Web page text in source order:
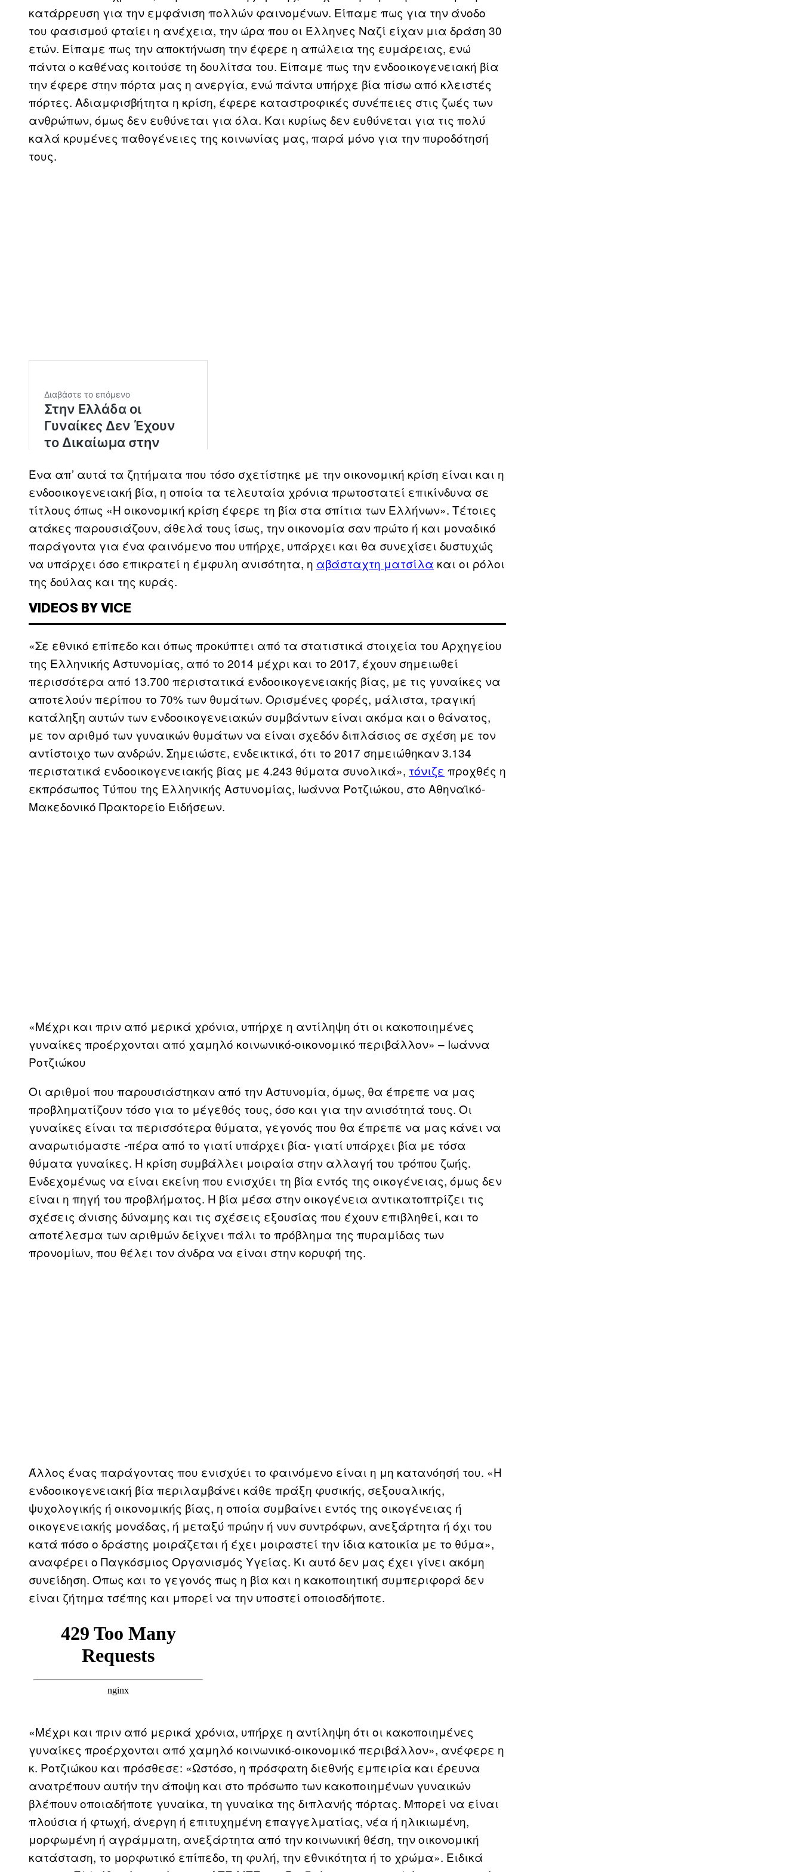
κατάρρευση για την εμφάνιση πολλών φαινομένων. Είπαμε πως για την άνοδο
του φασισμού φταίει η ανέχεια, την ώρα που οι Έλληνες Ναζί είχαν μια δράση 30
ετών. Είπαμε πως την αποκτήνωση την έφερε η απώλεια της ευμάρειας, ενώ
πάντα ο καθένας κοιτούσε τη δουλίτσα του. Είπαμε πως την ενδοοικογενειακή βία
την έφερε στην πόρτα μας η ανεργία, ενώ πάντα υπήρχε βία πίσω από κλειστές
πόρτες. Αδιαμφισβήτητα η κρίση, έφερε καταστροφικές συνέπειες στις ζωές των
ανθρώπων, όμως δεν ευθύνεται για όλα. Και κυρίως δεν ευθύνεται για τις πολύ
καλά κρυμένες παθογένειες της κοινωνίας μας, παρά μόνο για την πυροδότησή
τους.
Ένα απ’ αυτά τα ζητήματα που τόσο σχετίστηκε με την οικονομική κρίση είναι και η
ενδοοικογενειακή βία, η οποία τα τελευταία χρόνια πρωτοστατεί επικίνδυνα σε
τίτλους όπως «Η οικονομική κρίση έφερε τη βία στα σπίτια των Ελλήνων». Τέτοιες
ατάκες παρουσιάζουν, άθελά τους ίσως, την οικονομία σαν πρώτο ή και μοναδικό
παράγοντα για ένα φαινόμενο που υπήρχε, υπάρχει και θα συνεχίσει δυστυχώς
να υπάρχει όσο επικρατεί η έμφυλη ανισότητα, η αβάσταχτη ματσίλα και οι ρόλοι
της δούλας και της κυράς.
VIDEOS BY VICE
«Σε εθνικό επίπεδο και όπως προκύπτει από τα στατιστικά στοιχεία του Αρχηγείου
της Ελληνικής Αστυνομίας, από το 2014 μέχρι και το 2017, έχουν σημειωθεί
περισσότερα από 13.700 περιστατικά ενδοοικογενειακής βίας, με τις γυναίκες να
αποτελούν περίπου το 70% των θυμάτων. Ορισμένες φορές, μάλιστα, τραγική
κατάληξη αυτών των ενδοοικογενειακών συμβάντων είναι ακόμα και ο θάνατος,
με τον αριθμό των γυναικών θυμάτων να είναι σχεδόν διπλάσιος σε σχέση με τον
αντίστοιχο των ανδρών. Σημειώστε, ενδεικτικά, ότι το 2017 σημειώθηκαν 3.134
περιστατικά ενδοοικογενειακής βίας με 4.243 θύματα συνολικά», τόνιζε προχθές η
εκπρόσωπος Τύπου της Ελληνικής Αστυνομίας, Ιωάννα Ροτζιώκου, στο Αθηναϊκό-
Μακεδονικό Πρακτορείο Ειδήσεων.
«Μέχρι και πριν από μερικά χρόνια, υπήρχε η αντίληψη ότι οι κακοποιημένες
γυναίκες προέρχονται από χαμηλό κοινωνικό-οικονομικό περιβάλλον» – Ιωάννα
Ροτζιώκου
Οι αριθμοί που παρουσιάστηκαν από την Αστυνομία, όμως, θα έπρεπε να μας
προβληματίζουν τόσο για το μέγεθός τους, όσο και για την ανισότητά τους. Οι
γυναίκες είναι τα περισσότερα θύματα, γεγονός που θα έπρεπε να μας κάνει να
αναρωτιόμαστε -πέρα από το γιατί υπάρχει βία- γιατί υπάρχει βία με τόσα
θύματα γυναίκες. Η κρίση συμβάλλει μοιραία στην αλλαγή του τρόπου ζωής.
Ενδεχομένως να είναι εκείνη που ενισχύει τη βία εντός της οικογένειας, όμως δεν
είναι η πηγή του προβλήματος. Η βία μέσα στην οικογένεια αντικατοπτρίζει τις
σχέσεις άνισης δύναμης και τις σχέσεις εξουσίας που έχουν επιβληθεί, και το
αποτέλεσμα των αριθμών δείχνει πάλι το πρόβλημα της πυραμίδας των
προνομίων, που θέλει τον άνδρα να είναι στην κορυφή της.
Άλλος ένας παράγοντας που ενισχύει το φαινόμενο είναι η μη κατανόησή του. «Η
ενδοοικογενειακή βία περιλαμβάνει κάθε πράξη φυσικής, σεξουαλικής,
ψυχολογικής ή οικονομικής βίας, η οποία συμβαίνει εντός της οικογένειας ή
οικογενειακής μονάδας, ή μεταξύ πρώην ή νυν συντρόφων, ανεξάρτητα ή όχι του
κατά πόσο ο δράστης μοιράζεται ή έχει μοιραστεί την ίδια κατοικία με το θύμα»,
αναφέρει ο Παγκόσμιος Οργανισμός Υγείας. Κι αυτό δεν μας έχει γίνει ακόμη
συνείδηση. Όπως και το γεγονός πως η βία και η κακοποιητική συμπεριφορά δεν
είναι ζήτημα τσέπης και μπορεί να την υποστεί οποιοσδήποτε.
«Μέχρι και πριν από μερικά χρόνια, υπήρχε η αντίληψη ότι οι κακοποιημένες
γυναίκες προέρχονται από χαμηλό κοινωνικό-οικονομικό περιβάλλον», ανέφερε η
κ. Ροτζιώκου και πρόσθεσε: «Ωστόσο, η πρόσφατη διεθνής εμπειρία και έρευνα
ανατρέπουν αυτήν την άποψη και στο πρόσωπο των κακοποιημένων γυναικών
βλέπουν οποιαδήποτε γυναίκα, τη γυναίκα της διπλανής πόρτας. Μπορεί να είναι
πλούσια ή φτωχή, άνεργη ή επιτυχημένη επαγγελματίας, νέα ή ηλικιωμένη,
μορφωμένη ή αγράμματη, ανεξάρτητα από την κοινωνική θέση, την οικονομική
κατάσταση, το μορφωτικό επίπεδο, τη φυλή, την εθνικότητα ή το χρώμα». Ειδικά